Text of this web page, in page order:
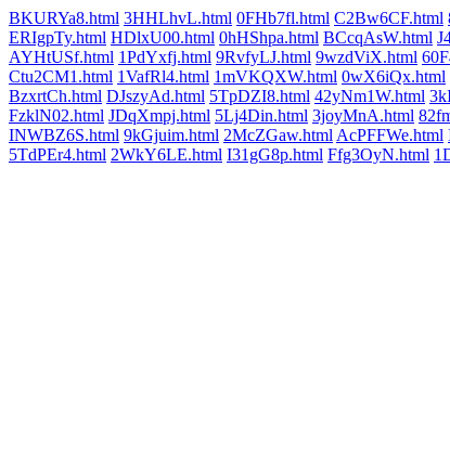
BKURYa8.html 3HHLhvL.html 0FHb7fl.html C2Bw6CF.html
ERIgpTy.html HDlxU00.html 0hHShpa.html BCcqAsW.html
AYHtUSf.html 1PdYxfj.html 9RvfyLJ.html 9wzdViX.html
Ctu2CM1.html 1VafRl4.html 1mVKQXW.html 0wX6iQx.html
BzxrtCh.html DJszyAd.html 5TpDZI8.html 42yNm1W.html
FzklN02.html JDqXmpj.html 5Lj4Din.html 3joyMnA.html
INWBZ6S.html 9kGjuim.html 2McZGaw.html AcPFFWe.html
5TdPEr4.html 2WkY6LE.html I31gG8p.html Ffg3OyN.html